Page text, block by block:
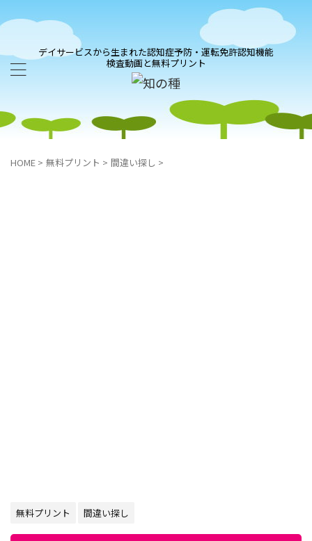
デイサービスから生まれた認知症予防・運転免許認知機能
検査動画と無料プリント
HOME > 無料プリント > 間違い探し >
無料プリント 間違い探し